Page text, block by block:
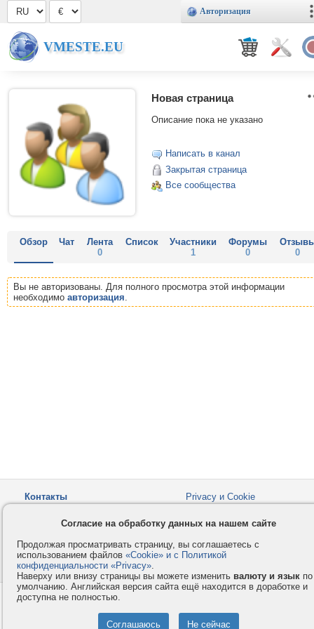
Авторизация
VMESTE.EU
Новая страница
Описание пока не указано
Написать в канал
Закрытая страница
Все сообщества
Обзор Чат
Лента
0
Список
Участники
1
Форумы
0
0
Вы не авторизованы. Для полного просмотра этой информации
необходимо авторизация.
Контакты
Privacy и Cookie
Как оплатить
Форумы
© 2008-2026VMESTE.EU
Согласие на обработку данных на нашем сайте
Продолжая просматривать страницу, вы соглашаетесь с
использованием файлов «Cookie» и с Политикой
конфиденциальности «Privacy».
Наверху или внизу страницы вы можете изменить валюту и язык по
умолчанию. Английская версия сайта ещё находится в доработке и
доступна не полностью.